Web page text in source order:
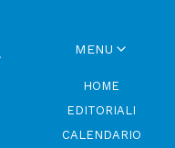
MENU
HOME
EDITORIALI
CALENDARIO